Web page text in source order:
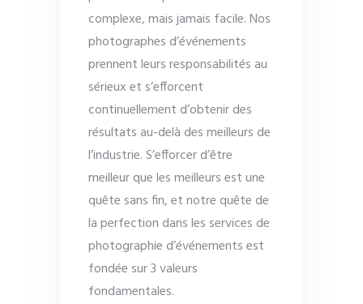
complexe, mais jamais facile. Nos
photographes d’événements
prennent leurs responsabilités au
sérieux et s’efforcent
continuellement d’obtenir des
résultats au-delà des meilleurs de
l’industrie. S’efforcer d’être
meilleur que les meilleurs est une
quête sans fin, et notre quête de
la perfection dans les services de
photographie d’événements est
fondée sur 3 valeurs
fondamentales.